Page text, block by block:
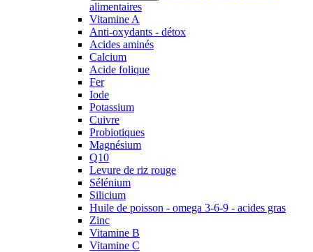
alimentaires
Vitamine A
Anti-oxydants - détox
Acides aminés
Calcium
Acide folique
Fer
Iode
Potassium
Cuivre
Probiotiques
Magnésium
Q10
Levure de riz rouge
Sélénium
Silicium
Huile de poisson - omega 3-6-9 - acides gras
Zinc
Vitamine B
Vitamine C